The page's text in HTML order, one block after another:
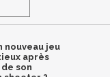
nouveau jeu
après
son